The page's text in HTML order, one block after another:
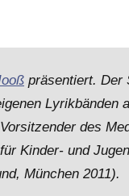
präsentiert. Der
Lyrikbänden
des
Kinder- und
München 2011).